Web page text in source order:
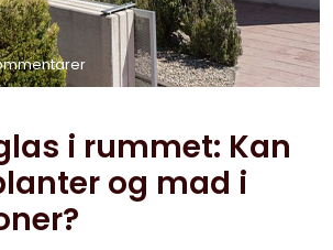
i rummet: Kan
og mad i